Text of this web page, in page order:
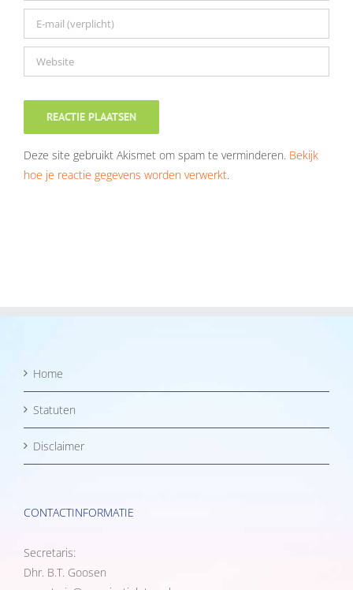
Deze site gebruikt Akismet om spam te verminderen. Bekijk
hoe je reactie gegevens worden verwerkt.
Home
Statuten
Disclaimer
CONTACTINFORMATIE
Secretaris:
Dhr. B.T. Goosen